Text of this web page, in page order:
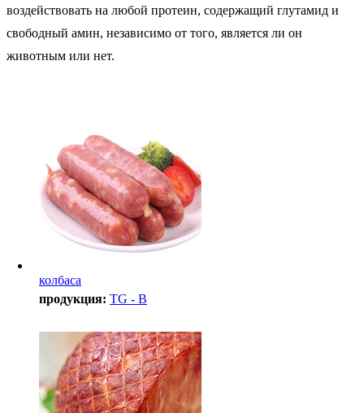
воздействовать на любой протеин, содержащий глутамид и
свободный амин, независимо от того, является ли он
животным или нет.
колбаса
продукция: TG - B